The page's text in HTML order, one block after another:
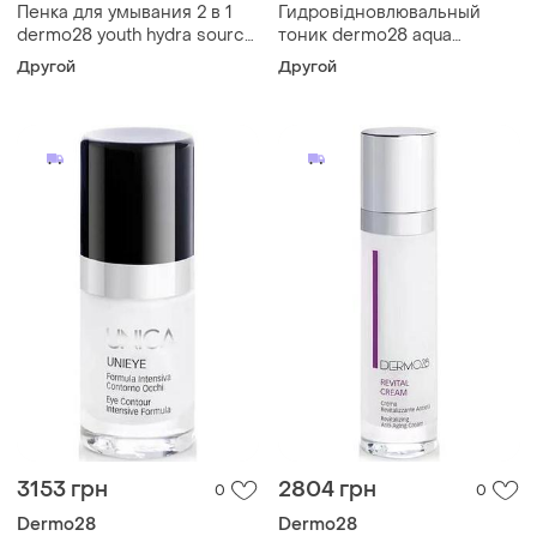
Пенка для умывания 2 в 1
dermo28 youth hydra source
150 мл
Другой
Гидровідновлювальный
тоник dermo28 aqua
hydrotonic 200 мл
Другой
3153 грн 0
Dermo28
2804 грн 0
Dermo28